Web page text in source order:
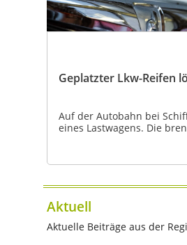
Geplatzter Lkw-Reifen
Auf der Autobahn bei
eines Lastwagens. Die
Aktuell
Aktuelle Beiträge aus der